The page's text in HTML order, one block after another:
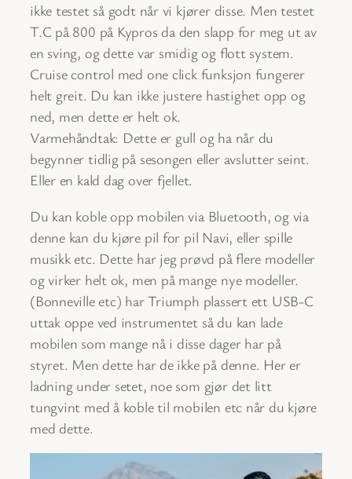
ikke testet så godt når vi kjører disse. Men testet
T.C på 800 på Kypros da den slapp for meg ut av
en sving, og dette var smidig og flott system.
Cruise control med one click funksjon fungerer
helt greit. Du kan ikke justere hastighet opp og
ned, men dette er helt ok.
Varmehåndtak: Dette er gull og ha når du
begynner tidlig på sesongen eller avslutter seint.
Eller en kald dag over fjellet.
Du kan koble opp mobilen via Bluetooth, og via
denne kan du kjøre pil for pil Navi, eller spille
musikk etc. Dette har jeg prøvd på flere modeller
og virker helt ok, men på mange nye modeller.
(Bonneville etc) har Triumph plassert ett USB-C
uttak oppe ved instrumentet så du kan lade
mobilen som mange nå i disse dager har på
styret. Men dette har de ikke på denne. Her er
ladning under setet, noe som gjør det litt
tungvint med å koble til mobilen etc når du kjøre
med dette.